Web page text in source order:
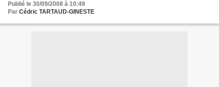
Publié le 30/09/2008 à 10:49
Par Cédric TARTAUD-GINESTE